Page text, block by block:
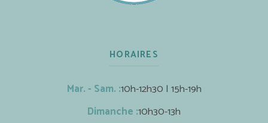
HORAIRES
Mar. - Sam. :10h-12h30 | 15h-19h
Dimanche :10h30-13h